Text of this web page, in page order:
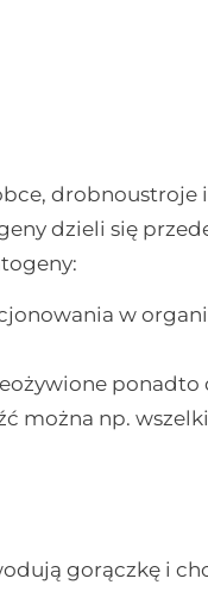
drobnoustroje
dzieli się
w
ponadto
można np.
gorączkę i